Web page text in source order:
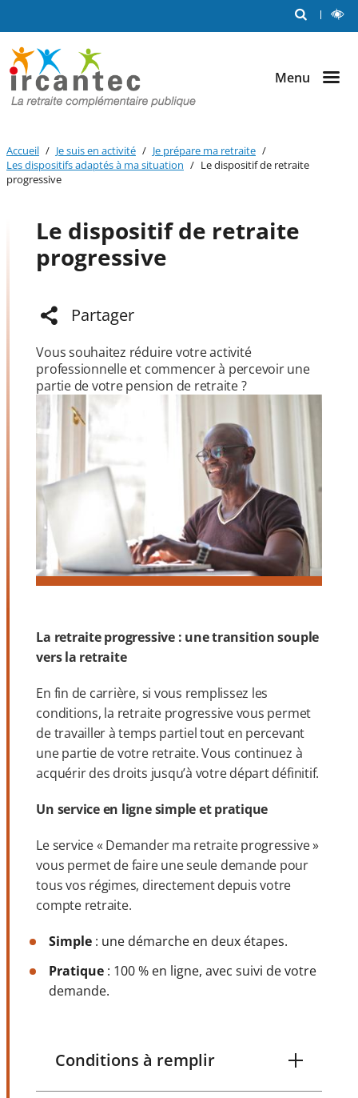
contenu
principal
menu
principal
bouton
lecture
contraste
RECHERCHE
Menu
Accueil Je suis en activité
Je prépare ma retraite
Les dispositifs adaptés à ma situation
Le dispositif de retraite
progressive
Le dispositif de retraite
progressive
Partager
Vous souhaitez réduire votre activité
professionnelle et commencer à percevoir une
partie de votre pension de retraite ?
La retraite progressive : une transition souple
vers la retraite
En fin de carrière, si vous remplissez les
conditions, la retraite progressive vous permet
de travailler à temps partiel tout en percevant
une partie de votre retraite. Vous continuez à
acquérir des droits jusqu’à votre départ définitif.
Un service en ligne simple et pratique
Le service « Demander ma retraite progressive »
vous permet de faire une seule demande pour
tous vos régimes, directement depuis votre
compte retraite.
Simple : une démarche en deux étapes.
Pratique : 100 % en ligne, avec suivi de votre
demande.
Conditions à remplir